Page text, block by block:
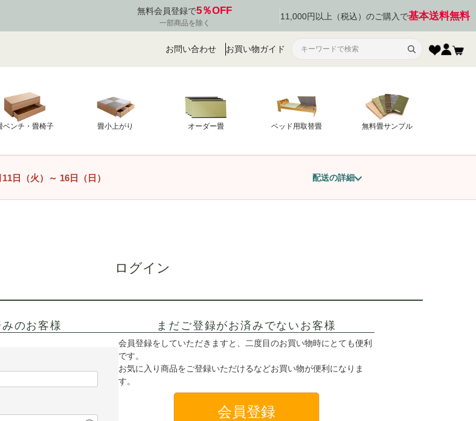
無料会員登録で5％OFF
一部商品を除く
11,000円以上（税込）のご購入で基本送料無料
お問い合わせ お買い物ガイド
ベンチ・畳椅子 畳小上がり オーダー畳 ベッド用取替畳 無料畳サンプル
日（火） ～ 16日（日） 配送の詳細
ログイン
のお客様 まだご登録がお済みでないお客様
会員登録をしていただきますと、二度目のお買い物時にとても便利
です。
お気に入り商品をご登録いただけるなどお買い物が便利になりま
す。
会員登録